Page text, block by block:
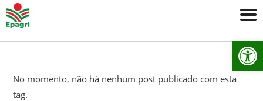
No momento, não há nenhum post publicado com esta
tag.